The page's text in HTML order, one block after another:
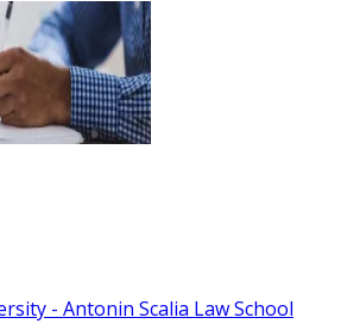
- Antonin Scalia Law School